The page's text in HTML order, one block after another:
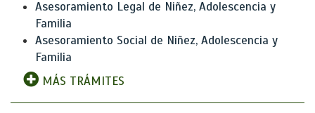
Asesoramiento Legal de Niñez, Adolescencia y
Familia
Asesoramiento Social de Niñez, Adolescencia y
Familia
MÁS TRÁMITES